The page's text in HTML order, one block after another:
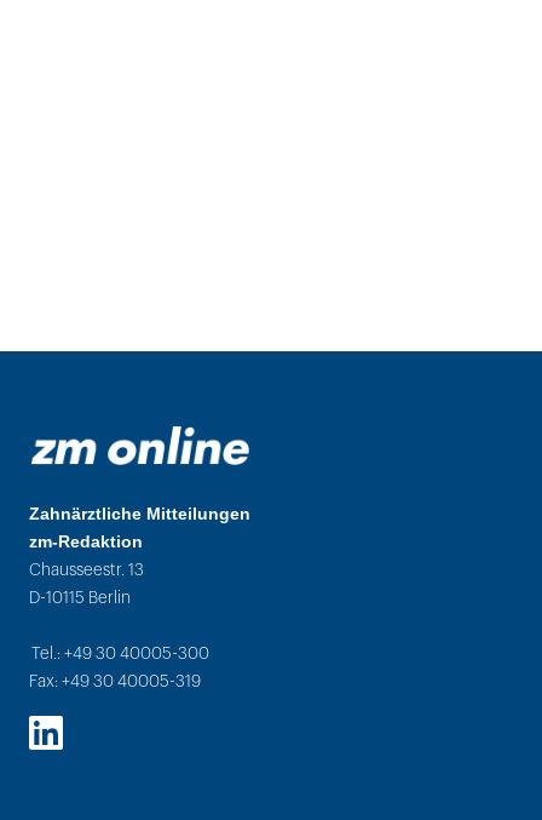
Zahnärztliche Mitteilungen
zm-Redaktion
Chausseestr. 13
D-10115 Berlin
Tel.: +49 30 40005-300
Fax: +49 30 40005-319
LinkedIn